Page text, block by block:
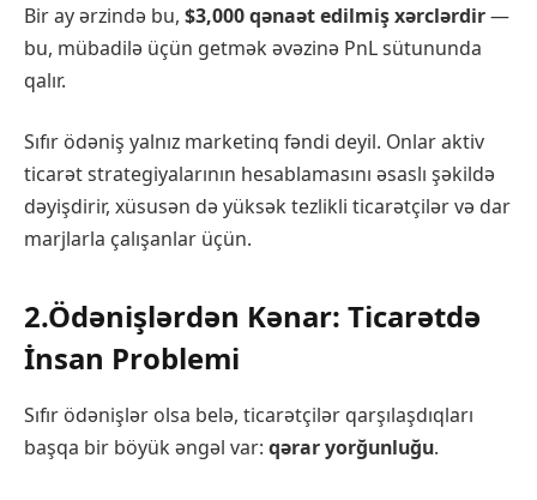
Bir ay ərzində bu, $3,000 qənaət edilmiş xərclərdir—
bu, mübadilə üçün getmək əvəzinə PnL sütununda
qalır.
Sıfır ödəniş yalnız marketinq fəndi deyil. Onlar aktiv
ticarət strategiyalarının hesablamasını əsaslı şəkildə
dəyişdirir, xüsusən də yüksək tezlikli ticarətçilər və dar
marjlarla çalışanlar üçün.
2.Ödənişlərdən Kənar: Ticarətdə
İnsan Problemi
Sıfır ödənişlər olsa belə, ticarətçilər qarşılaşdıqları
başqa bir böyük əngəl var: qərar yorğunluğu.